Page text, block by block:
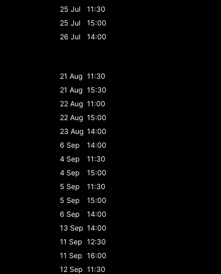
25 Jul
11:30
25 Jul
15:00
26 Jul
14:00
21 Aug 11:30
21 Aug 15:30
22 Aug 11:00
22 Aug 15:00
23 Aug 14:00
6 Sep
14:00
4 Sep
11:30
4 Sep
15:00
5 Sep
11:30
5 Sep
15:00
6 Sep
14:00
13 Sep 14:00
11 Sep 12:30
11 Sep 16:00
12 Sep 11:30